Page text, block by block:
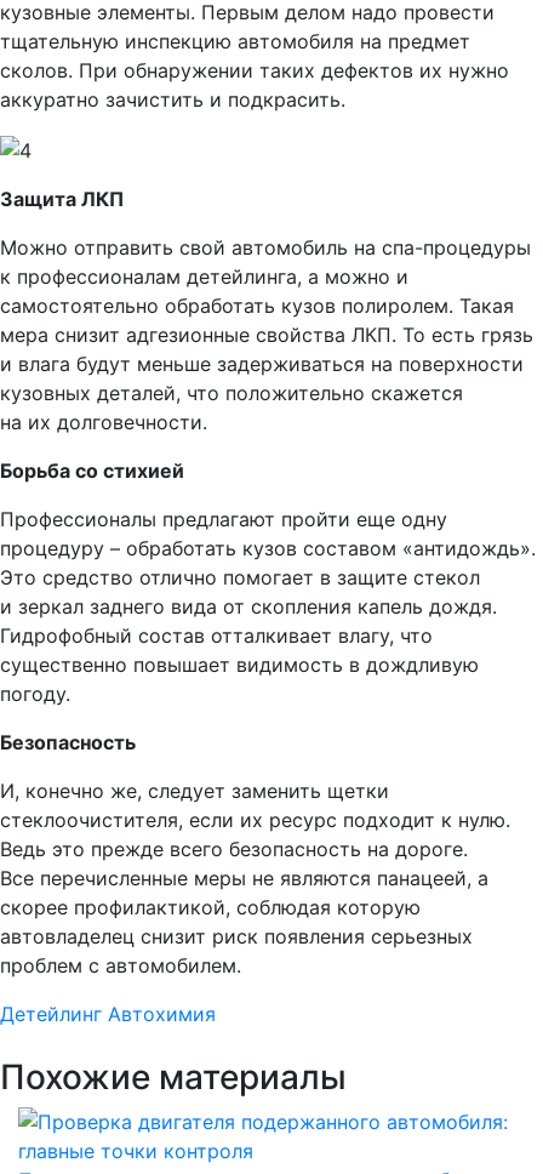
кузовные элементы. Первым делом надо провести
тщательную инспекцию автомобиля на предмет
сколов. При обнаружении таких дефектов их нужно
аккуратно зачистить и подкрасить.
Защита ЛКП
Можно отправить свой автомобиль на спа-процедуры
к профессионалам детейлинга, а можно и
самостоятельно обработать кузов полиролем. Такая
мера снизит адгезионные свойства ЛКП. То есть грязь
и влага будут меньше задерживаться на поверхности
кузовных деталей, что положительно скажется
на их долговечности.
Борьба со стихией
Профессионалы предлагают пройти еще одну
процедуру – обработать кузов составом «антидождь».
Это средство отлично помогает в защите стекол
и зеркал заднего вида от скопления капель дождя.
Гидрофобный состав отталкивает влагу, что
существенно повышает видимость в дождливую
погоду.
Безопасность
И, конечно же, следует заменить щетки
стеклоочистителя, если их ресурс подходит к нулю.
Ведь это прежде всего безопасность на дороге.
Все перечисленные меры не являются панацеей, а
скорее профилактикой, соблюдая которую
автовладелец снизит риск появления серьезных
проблем с автомобилем.
Детейлинг Автохимия
Похожие материалы